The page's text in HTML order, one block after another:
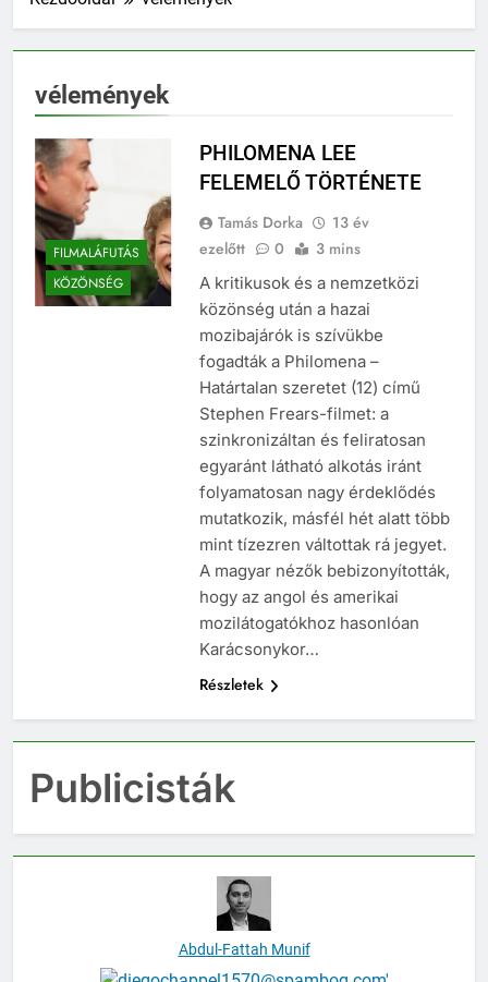
vélemények
FILMALÁFUTÁS
KÖZÖNSÉG
PHILOMENA LEE
FELEMELŐ TÖRTÉNETE
Tamás Dorka
13 év
ezelőtt
0 3 mins
A kritikusok és a nemzetközi
közönség után a hazai
mozibajárók is szívükbe
fogadták a Philomena –
Határtalan szeretet (12) című
Stephen Frears-filmet: a
szinkronizáltan és feliratosan
egyaránt látható alkotás iránt
folyamatosan nagy érdeklődés
mutatkozik, másfél hét alatt több
mint tízezren váltottak rá jegyet.
A magyar nézők bebizonyították,
hogy az angol és amerikai
mozilátogatókhoz hasonlóan
Karácsonykor…
Részletek
Publicisták
Abdul-Fattah Munif